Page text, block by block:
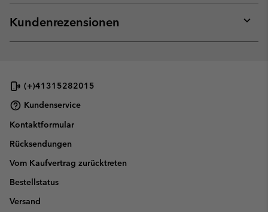
or
Kundenrezensionen
or
(+)41315282015
Kundenservice
Kontaktformular
Rücksendungen
Vom Kaufvertrag zurücktreten
Bestellstatus
Versand